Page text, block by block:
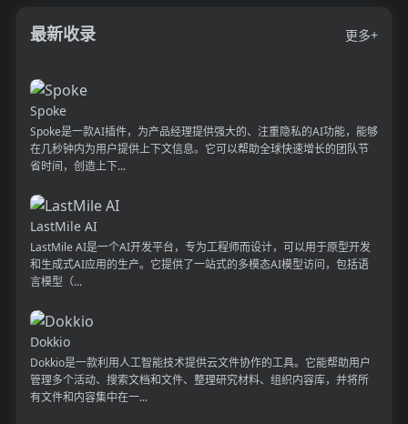
最新收录 更多+
Spoke
Spoke是一款AI插件，为产品经理提供强大的、注重隐私的AI功能，能够
在几秒钟内为用户提供上下文信息。它可以帮助全球快速增长的团队节
省时间，创造上下...
LastMile AI
LastMile AI是一个AI开发平台，专为工程师而设计，可以用于原型开发
和生成式AI应用的生产。它提供了一站式的多模态AI模型访问，包括语
言模型（...
Dokkio
Dokkio是一款利用人工智能技术提供云文件协作的工具。它能帮助用户
管理多个活动、搜索文档和文件、整理研究材料、组织内容库，并将所
有文件和内容集中在一...